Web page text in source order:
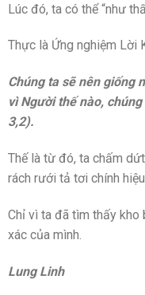
Lúc đó, ta có thể “như
Thực là Ứng nghiệm Lời
Chúng ta sẽ nên giống
vì Người thế nào,
3,2).
Thế là từ đó, ta chấm
rách rưới tả tơi chính
Chỉ vì ta đã tìm thấy kho
xác của mình.
Lung Linh